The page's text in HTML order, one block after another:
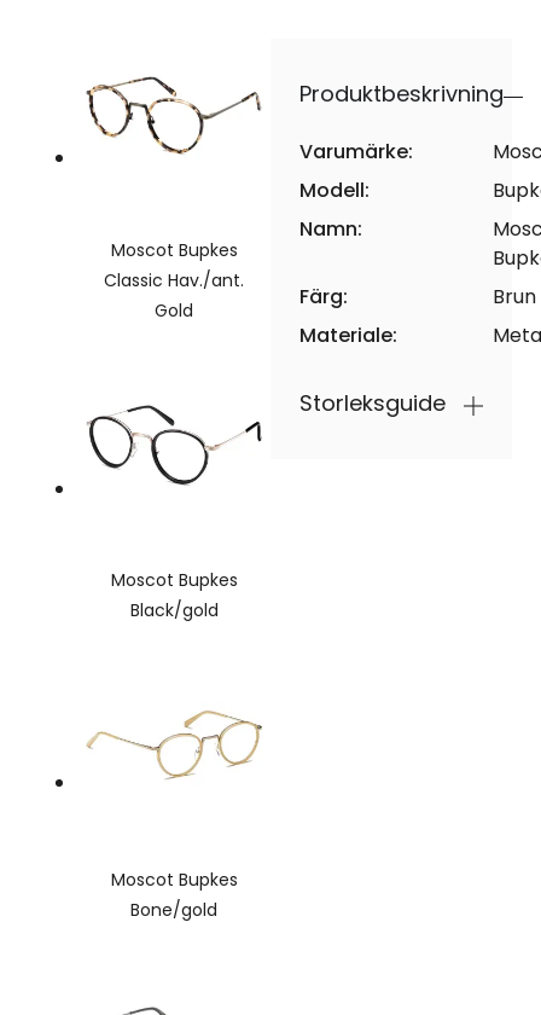
Moscot Bupkes
Classic Hav./ant.
Gold
Moscot Bupkes
Black/gold
Moscot Bupkes
Bone/gold
Produktbeskrivning
Varumärke:
Modell:
Namn:
Färg:
Brun
Materiale:
Storleksguide